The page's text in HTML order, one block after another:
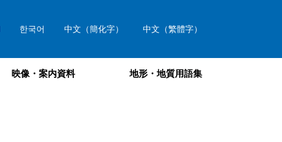
한국어 中文（簡化字） 中文（繁體字）
映像・案内資料 地形・地質用語集